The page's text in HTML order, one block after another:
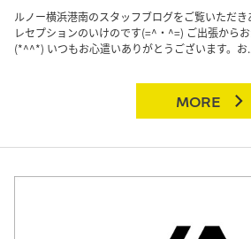
ルノー横浜港南のスタッフブログをご覧いただ
レセプションのいけのです(=^・^=) ご出張から
(*^^*) いつもお心遣いありがとうございます。お
MORE